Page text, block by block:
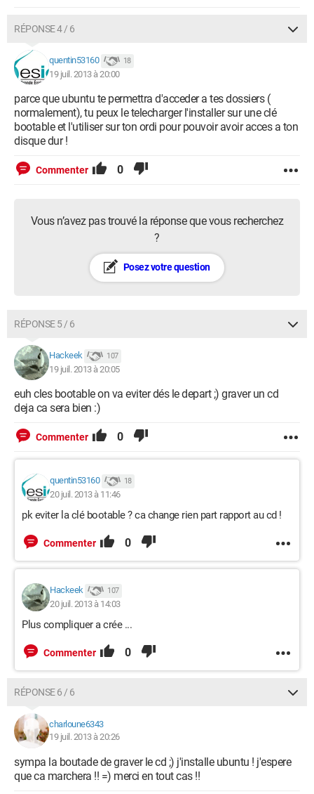
RÉPONSE 4 / 6
quentin53160 18
19 juil. 2013 à 20:00
parce que ubuntu te permettra d'acceder a tes dossiers (
normalement), tu peux le telecharger l'installer sur une clé
bootable et l'utiliser sur ton ordi pour pouvoir avoir acces a ton
disque dur !
Commenter 0
Vous n’avez pas trouvé la réponse que vous recherchez
?
Posez votre question
RÉPONSE 5 / 6
Hackeek 107
19 juil. 2013 à 20:05
euh cles bootable on va eviter dés le depart ;) graver un cd
deja ca sera bien :)
Commenter 0
quentin53160 18
20 juil. 2013 à 11:46
pk eviter la clé bootable ? ca change rien part rapport au cd !
Commenter 0
Hackeek 107
20 juil. 2013 à 14:03
Plus compliquer a crée ...
Commenter 0
RÉPONSE 6 / 6
charloune6343
19 juil. 2013 à 20:26
sympa la boutade de graver le cd ;) j'installe ubuntu ! j'espere
que ca marchera !! =) merci en tout cas !!